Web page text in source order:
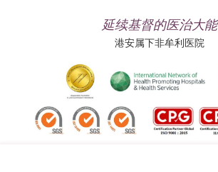
延续基督的医治大能
港安属下非牟利医院